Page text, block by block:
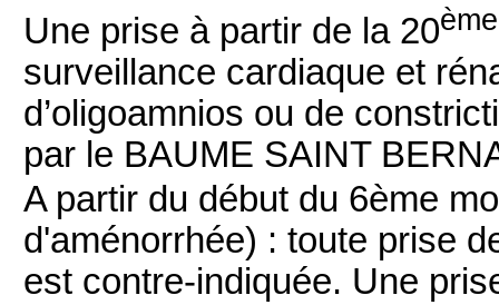
Une prise à partir de la 20ème
surveillance cardiaque et
d’oligoamnios ou de
par le BAUME SAINT
A partir du début du 6ème
d'aménorrhée) : toute prise
est contre-indiquée. Une